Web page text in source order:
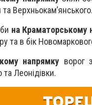
та Верхньокам’янського.
на Краматорському
та в бік
напрямку ворог
Леонідівки.